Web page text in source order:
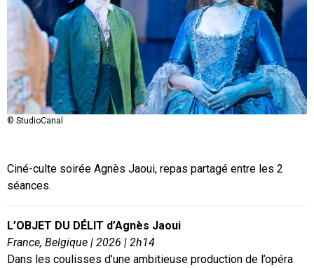
© StudioCanal
Ciné-culte soirée Agnès Jaoui, repas partagé entre les 2
séances.
L’OBJET DU DÉLIT d’Agnès Jaoui
France, Belgique | 2026 | 2h14
Dans les coulisses d’une ambitieuse production de l’opéra